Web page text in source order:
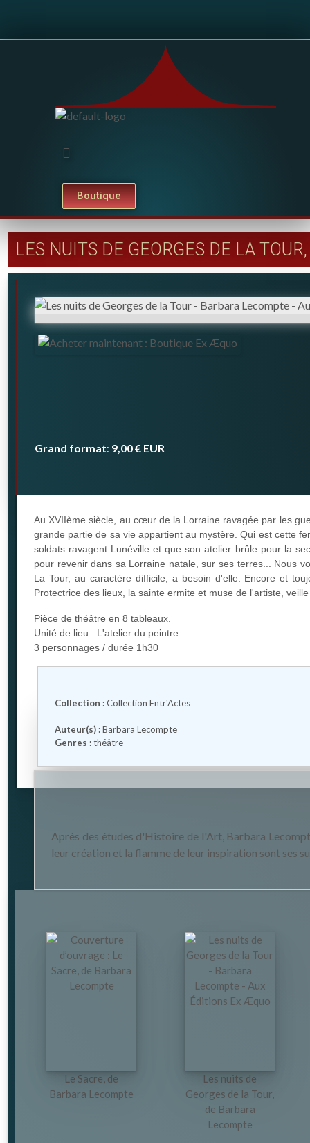
Boutique
LES NUITS DE GEORGES DE LA
Grand format: 9,00 € EUR
Au XVIIème siècle, au cœur de la Lorraine ravagée par les
grande partie de sa vie appartient au mystère. Qui est cette
soldats ravagent Lunéville et que son atelier brûle pour la
pour revenir dans sa Lorraine natale, sur ses terres... Nous
La Tour, au caractère difficile, a besoin d'elle. Encore et
Protectrice des lieux, la sainte ermite et muse de l'artiste,
Pièce de théâtre en 8 tableaux.
Unité de lieu : L'atelier du peintre.
3 personnages / durée 1h30
Collection :Collection Entr'Actes
Auteur(s) :Barbara Lecompte
Genres :théâtre
Après des études d'Histoire de l'Art, Barbara
leur création et la flamme de leur inspiration sont ses
Le Sacre, de
Barbara Lecompte
Les nuits de
Georges de la Tour,
de Barbara
Lecompte